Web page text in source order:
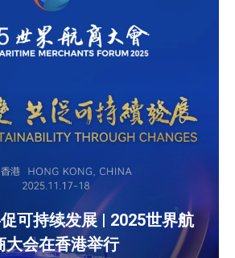
可持续发展 | 2025世界航
大会在香港举行